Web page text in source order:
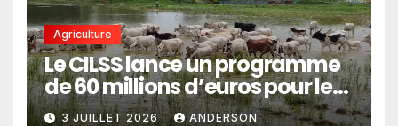
Agriculture
Le CILSS lance un programme
de 60 millions d’euros pour le
pastoralisme
3 JUILLET 2026 ANDERSON